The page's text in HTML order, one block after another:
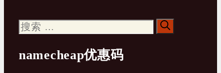
搜
namecheap优惠码